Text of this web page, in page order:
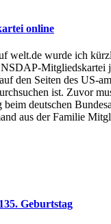
online
welt.de wurde ich
NSDAP-Mitgliedskartei
den Seiten des US-
ist. Zuvor
beim deutschen
aus der Familie
Geburtstag